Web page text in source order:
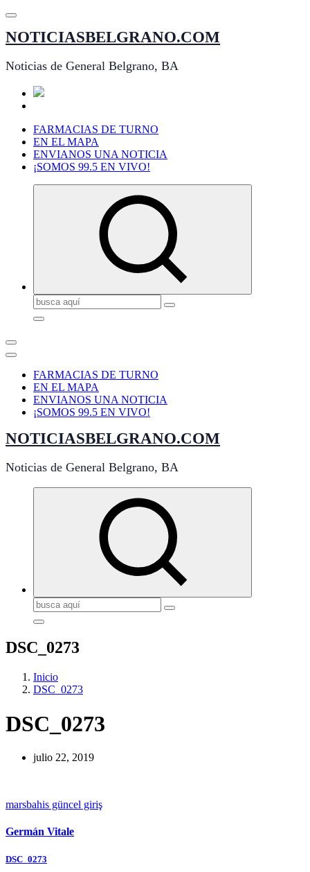
Saltar
contenido
NOTICIASBELGRANO.COM
Noticias de General Belgrano, BA
FARMACIAS DE TURNO
EN EL MAPA
ENVIANOS UNA NOTICIA
¡SOMOS 99.5 EN VIVO!
Buscar:
FARMACIAS DE TURNO
EN EL MAPA
ENVIANOS UNA NOTICIA
¡SOMOS 99.5 EN VIVO!
NOTICIASBELGRANO.COM
Noticias de General Belgrano, BA
Buscar:
DSC_0273
Inicio
DSC_0273
DSC_0273
julio 22, 2019
marsbahis güncel giriş
Germán Vitale
Navegación
DSC_0273